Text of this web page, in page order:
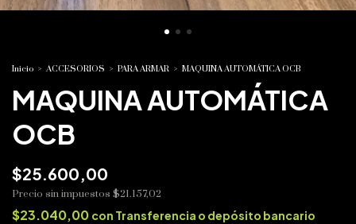
Inicio > ACCESORIOS > PARA ARMAR > MAQUINA AUTOMÁTICA OCB
MAQUINA AUTOMÁTICA
OCB
$25.600,00
Precio sin impuestos $21.157,02
$23.040,00 con Transferencia o depósito bancario